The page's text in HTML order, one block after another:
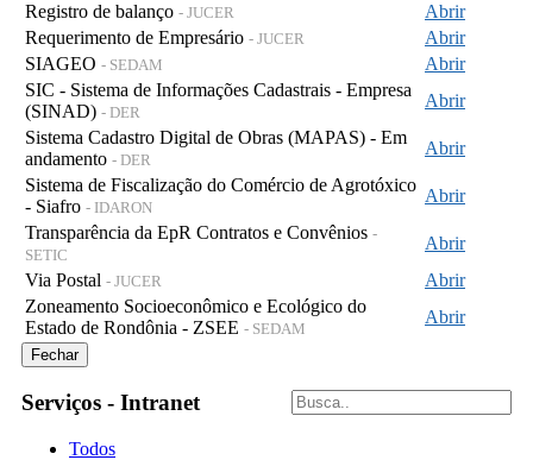
Registro de balanço - JUCER
Abrir
Requerimento de Empresário - JUCER
Abrir
SIAGEO - SEDAM
Abrir
SIC - Sistema de Informações Cadastrais - Empresa
(SINAD) - DER
Abrir
Sistema Cadastro Digital de Obras (MAPAS) - Em
andamento - DER
Abrir
Sistema de Fiscalização do Comércio de Agrotóxico
- Siafro - IDARON
Abrir
Transparência da EpR Contratos e Convênios -
SETIC
Abrir
Via Postal - JUCER
Abrir
Zoneamento Socioeconômico e Ecológico do
Estado de Rondônia - ZSEE - SEDAM
Abrir
Fechar
Serviços - Intranet
Todos